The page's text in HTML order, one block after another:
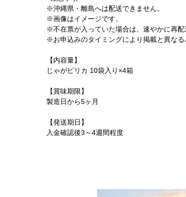
※沖縄県・離島へは配送できません。
※画像はイメージです。
※不在票が入っていた場合は、速やかに再
※お申込みのタイミングにより掲載と異な
【内容量】
じゃがピリカ 10袋入り×4箱
【賞味期限】
製造日から5ヶ月
【発送期日】
入金確認後3～4週間程度